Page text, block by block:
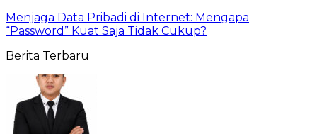
Menjaga Data Pribadi di Internet: Mengapa
“Password” Kuat Saja Tidak Cukup?
Berita Terbaru